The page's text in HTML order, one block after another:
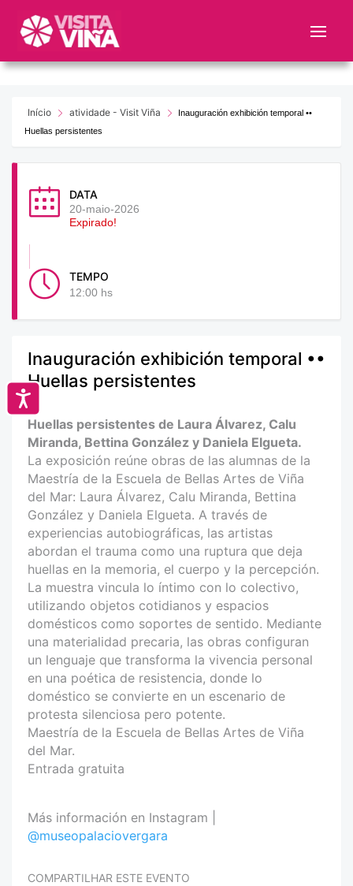
este
web
sistemaInício atividade - Visit Viña
Inauguración exhibición temporal ••
Huellas persistentes
DATA
20-maio-2026
Expirado!
TEMPO
12:00 hs
Inauguración exhibición temporal ••
Huellas persistentes
Huellas persistentes de Laura Álvarez, Calu
Miranda, Bettina González y Daniela Elgueta.
La exposición reúne obras de las alumnas de la
Maestría de la Escuela de Bellas Artes de Viña
del Mar: Laura Álvarez, Calu Miranda, Bettina
González y Daniela Elgueta. A través de
experiencias autobiográficas, las artistas
abordan el trauma como una ruptura que deja
huellas en la memoria, el cuerpo y la percepción.
La muestra vincula lo íntimo con lo colectivo,
utilizando objetos cotidianos y espacios
domésticos como soportes de sentido. Mediante
una materialidad precaria, las obras configuran
un lenguaje que transforma la vivencia personal
en una poética de resistencia, donde lo
doméstico se convierte en un escenario de
protesta silenciosa pero potente.
Maestría de la Escuela de Bellas Artes de Viña
del Mar.
Entrada gratuita
Más información en Instagram |
@museopalaciovergara
COMPARTILHAR ESTE EVENTO